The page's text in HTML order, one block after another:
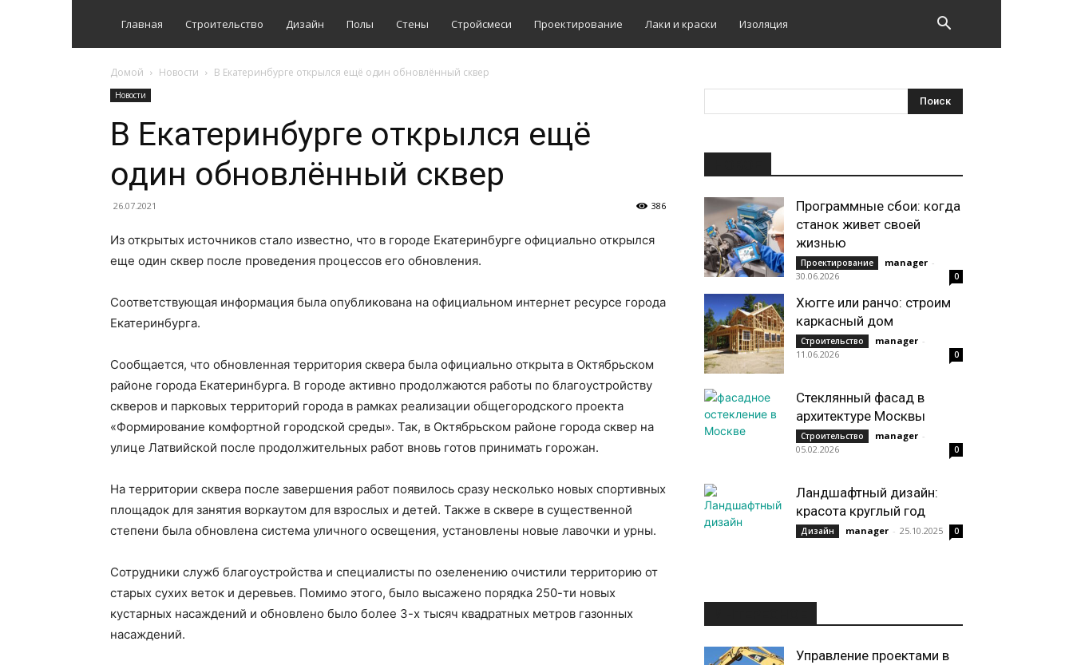
Главная Строительство Дизайн Полы Стены Стройсмеси Проектирование Лаки и краски Изоляция
Домой Новости В Екатеринбурге открылся ещё один обновлённый сквер
Новости
В Екатеринбурге открылся ещё
один обновлённый сквер
26.07.2021 386
Из открытых источников стало известно, что в городе Екатеринбурге официально открылся
еще один сквер после проведения процессов его обновления.
Соответствующая информация была опубликована на официальном интернет ресурсе города
Екатеринбурга.
Сообщается, что обновленная территория сквера была официально открыта в Октябрьском
районе города Екатеринбурга. В городе активно продолжаются работы по благоустройству
скверов и парковых территорий города в рамках реализации общегородского проекта
«Формирование комфортной городской среды». Так, в Октябрьском районе города сквер на
улице Латвийской после продолжительных работ вновь готов принимать горожан.
На территории сквера после завершения работ появилось сразу несколько новых спортивных
площадок для занятия воркаутом для взрослых и детей. Также в сквере в существенной
степени была обновлена система уличного освещения, установлены новые лавочки и урны.
Сотрудники служб благоустройства и специалисты по озеленению очистили территорию от
старых сухих веток и деревьев. Помимо этого, было высажено порядка 250-ти новых
кустарных насаждений и обновлено было более 3-х тысяч квадратных метров газонных
насаждений.
Программные сбои: когда
станок живет своей
жизнью
Проектирование manager -
30.06.2026
0
Хюгге или ранчо: строим
каркасный дом
Строительство manager -
11.06.2026
0
Стеклянный фасад в
архитектуре Москвы
Строительство manager -
05.02.2026
0
Ландшафтный дизайн:
красота круглый год
Дизайн manager - 25.10.2025 0
Управление проектами в